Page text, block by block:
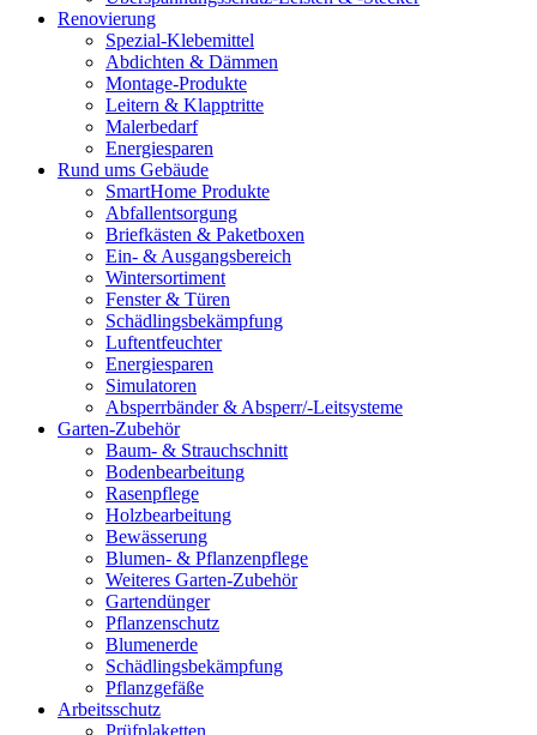
Renovierung
Spezial-Klebemittel
Abdichten & Dämmen
Montage-Produkte
Leitern & Klapptritte
Malerbedarf
Energiesparen
Rund ums Gebäude
SmartHome Produkte
Abfallentsorgung
Briefkästen & Paketboxen
Ein- & Ausgangsbereich
Wintersortiment
Fenster & Türen
Schädlingsbekämpfung
Luftentfeuchter
Energiesparen
Simulatoren
Absperrbänder & Absperr/-Leitsysteme
Garten-Zubehör
Baum- & Strauchschnitt
Bodenbearbeitung
Rasenpflege
Holzbearbeitung
Bewässerung
Blumen- & Pflanzenpflege
Weiteres Garten-Zubehör
Gartendünger
Pflanzenschutz
Blumenerde
Schädlingsbekämpfung
Pflanzgefäße
Arbeitsschutz
Prüfplaketten